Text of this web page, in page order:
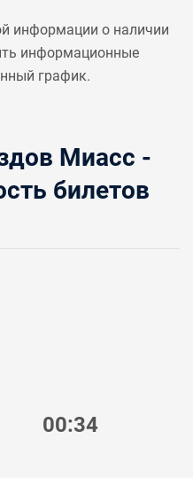
информации о наличии
информационные
график.
Миасс -
билетов
00:34